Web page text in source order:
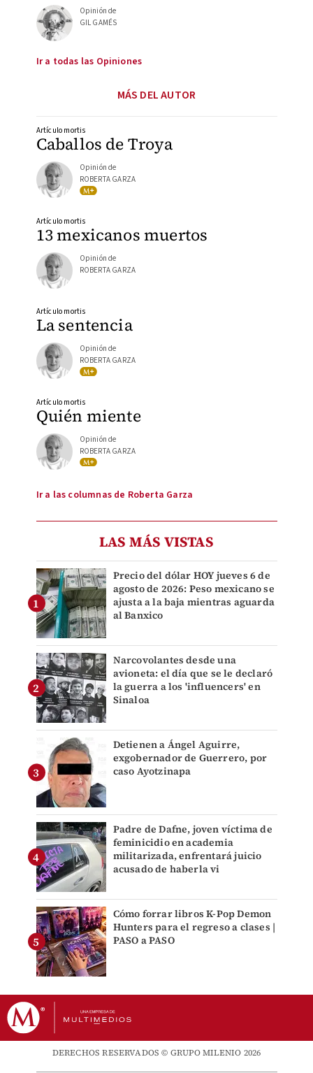
Opinión de
GIL GAMÉS
Ir a todas las Opiniones
MÁS DEL AUTOR
Caballos de Troya
Artículo mortis
Opinión de
ROBERTA GARZA
13 mexicanos muertos
Artículo mortis
Opinión de
ROBERTA GARZA
La sentencia
Artículo mortis
Opinión de
ROBERTA GARZA
Quién miente
Artículo mortis
Opinión de
ROBERTA GARZA
Ir a las columnas de Roberta Garza
LAS MÁS VISTAS
Precio del dólar HOY jueves 6 de
agosto de 2026: Peso mexicano se
ajusta a la baja mientras aguarda
al Banxico
Narcovolantes desde una
avioneta: el día que se le declaró
la guerra a los 'influencers' en
Sinaloa
Detienen a Ángel Aguirre,
exgobernador de Guerrero, por
caso Ayotzinapa
Padre de Dafne, joven víctima de
feminicidio en academia
militarizada, enfrentará juicio
acusado de haberla vi
Cómo forrar libros K-Pop Demon
Hunters para el regreso a clases |
PASO a PASO
DERECHOS RESERVADOS © GRUPO MILENIO 2026